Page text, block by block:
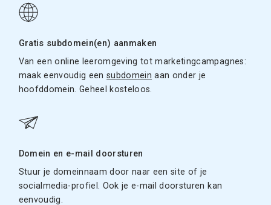
Gratis subdomein(en) aanmaken
Van een online leeromgeving tot marketingcampagnes:
maak eenvoudig eensubdomein aan onder je
hoofddomein. Geheel kosteloos.
Domein en e-mail doorsturen
Stuur je domeinnaam door naar een site of je
socialmedia-profiel. Ook je e-mail doorsturen kan
eenvoudig.